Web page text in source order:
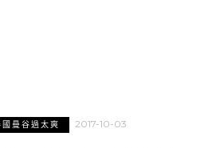
曼谷過太爽 2017-10-03